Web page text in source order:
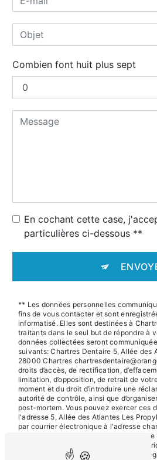
Combien font huit plus sept
En cochant cette case,
particulières ci-dessous **
** Les données personnelles
fins de vous contacter et sont
informatisé. Elles sont destinées à
traitants dans le seul but de répondre à
données collectées seront
suivants: Chartres Dentaire 5, Allée des
28000 Chartres
droits d’accès, de rectification,
limitation, d’opposition, de retrait de
moment et du droit d’introduire une
autorité de contrôle, ainsi que
post-mortem. Vous pouvez exercer ces
l'adresse 5, Allée des Atlantes Les
par courrier électronique à l'adresse
Un justificatif d'identité pourra vous être
conservons vos données pendant la
puis pendant la durée de prescription